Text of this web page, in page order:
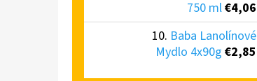
750 ml€4,06
Baba Lanolínové
Mydlo 4x90g €2,85